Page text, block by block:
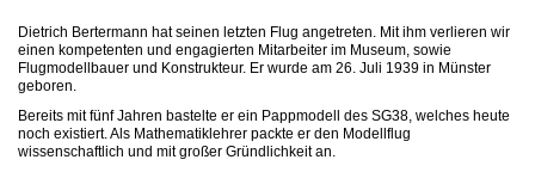
Dietrich Bertermann hat seinen letzten Flug angetreten. Mit ihm verlieren wir
einen kompetenten und engagierten Mitarbeiter im Museum, sowie
Flugmodellbauer und Konstrukteur. Er wurde am 26. Juli 1939 in Münster
geboren.
Bereits mit fünf Jahren bastelte er ein Pappmodell des SG38, welches heute
noch existiert. Als Mathematiklehrer packte er den Modellflug
wissenschaftlich und mit großer Gründlichkeit an.